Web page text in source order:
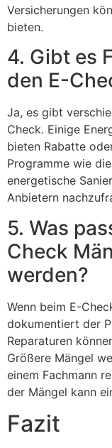
Versicherungen
bieten.
4. Gibt es
den E-
Ja, es gibt
Check. Einige
bieten Rabatte
Programme wie
energetische
Anbietern
5. Was
Check
werden?
Wenn beim E-
dokumentiert der
Reparaturen
Größere Mängel
einem Fachmann
der Mängel kann
Fazit